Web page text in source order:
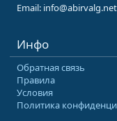
Email: info@abirvalg.net
Инфо
Обратная связь
Правила
Условия
Политика